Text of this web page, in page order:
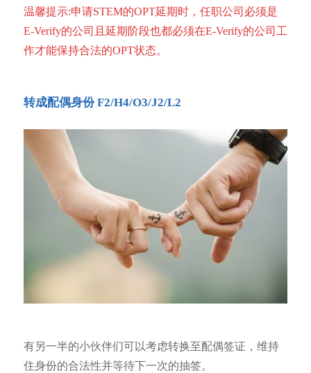
温馨提示:申请STEM的OPT延期时，任职公司必须是
E-Verify的公司且延期阶段也都必须在E-Verify的公司工
作才能保持合法的OPT状态。
转成配偶身份 F2/H4/O3/J2/L2
有另一半的小伙伴们可以考虑转换至配偶签证，维持
住身份的合法性并等待下一次的抽签。